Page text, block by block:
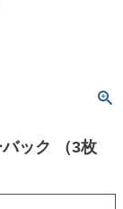
ック （3枚